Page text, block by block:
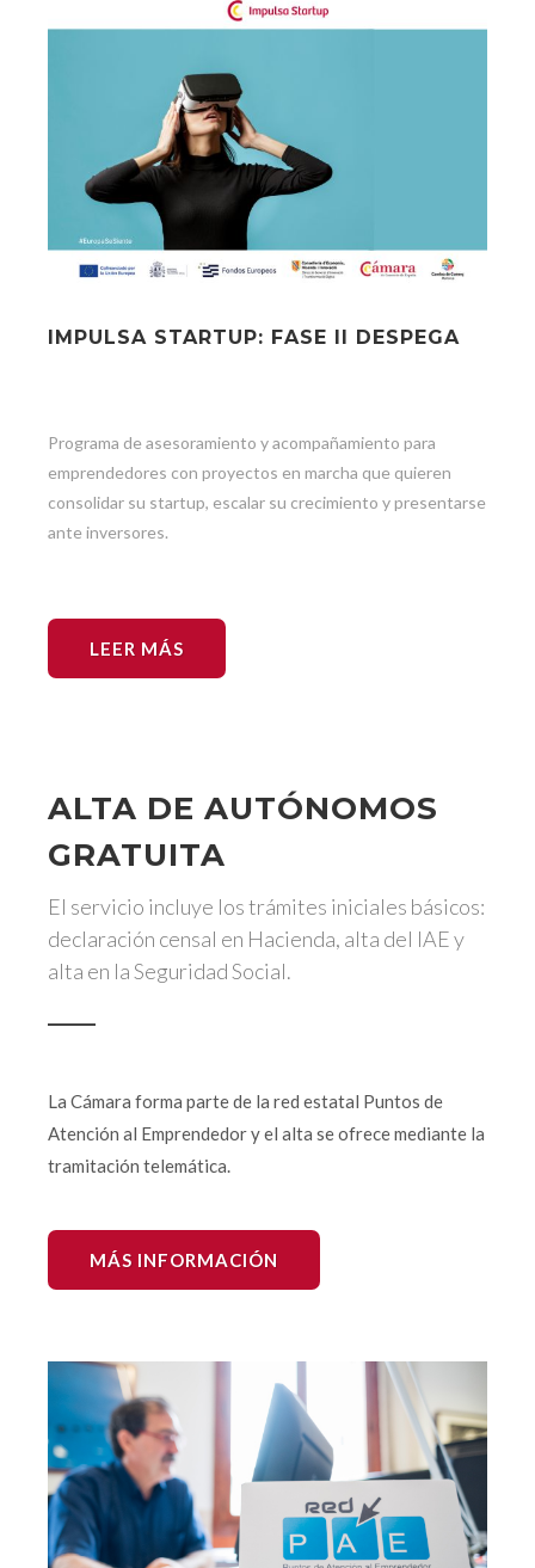
IMPULSA STARTUP: FASE II DESPEGA
Programa de asesoramiento y acompañamiento para
emprendedores con proyectos en marcha que quieren
consolidar su startup, escalar su crecimiento y presentarse
ante inversores.
LEER MÁS
ALTA DE AUTÓNOMOS
GRATUITA
El servicio incluye los trámites iniciales básicos:
declaración censal en Hacienda, alta del IAE y
alta en la Seguridad Social.
La Cámara forma parte de la red estatal Puntos de
Atención al Emprendedor y el alta se ofrece mediante la
tramitación telemática.
MÁS INFORMACIÓN